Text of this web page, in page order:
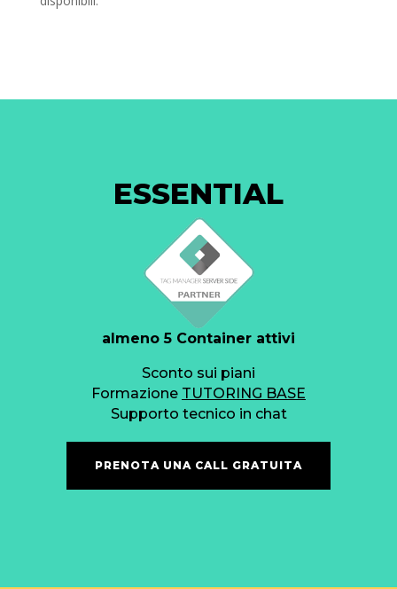
ESSENTIAL
almeno 5 Container attivi
Sconto sui piani
Formazione TUTORING BASE
Supporto tecnico in chat
PRENOTA UNA CALL GRATUITA